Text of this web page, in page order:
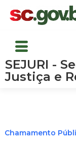
SEJURI -
Justiça e
Chamamento